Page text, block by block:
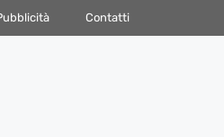
Contatti